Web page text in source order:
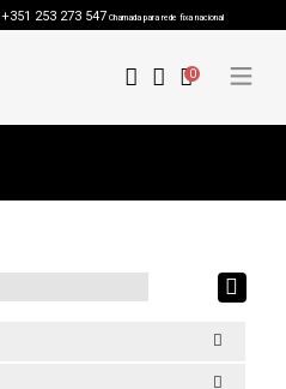
+351 253 273 547 Chamada para rede fixa nacional
0